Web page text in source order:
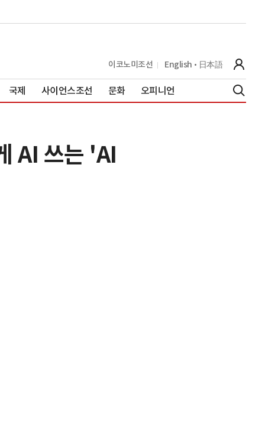
이코노미조선 English 日本語
국제 사이언스조선 문화 오피니언
AI 쓰는 'AI